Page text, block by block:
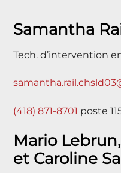
Samantha
Tech. d’intervention
(418) 871-8701 poste
Mario
et Caroline